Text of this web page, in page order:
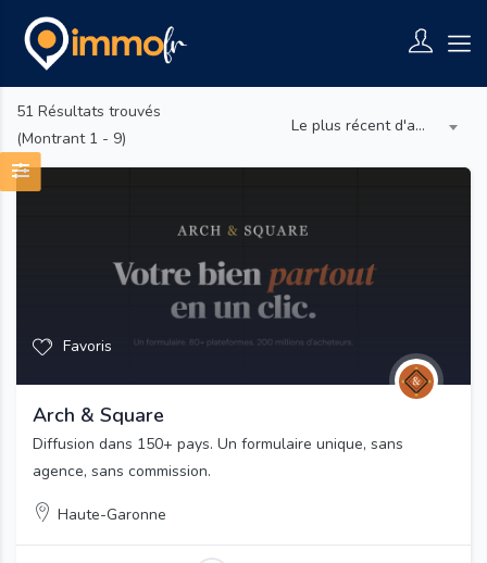
51 Résultats trouvés
(Montrant 1 - 9)
Le plus récent d'abord
Favoris
Arch & Square
Diffusion dans 150+ pays. Un formulaire unique, sans
agence, sans commission.
Haute-Garonne